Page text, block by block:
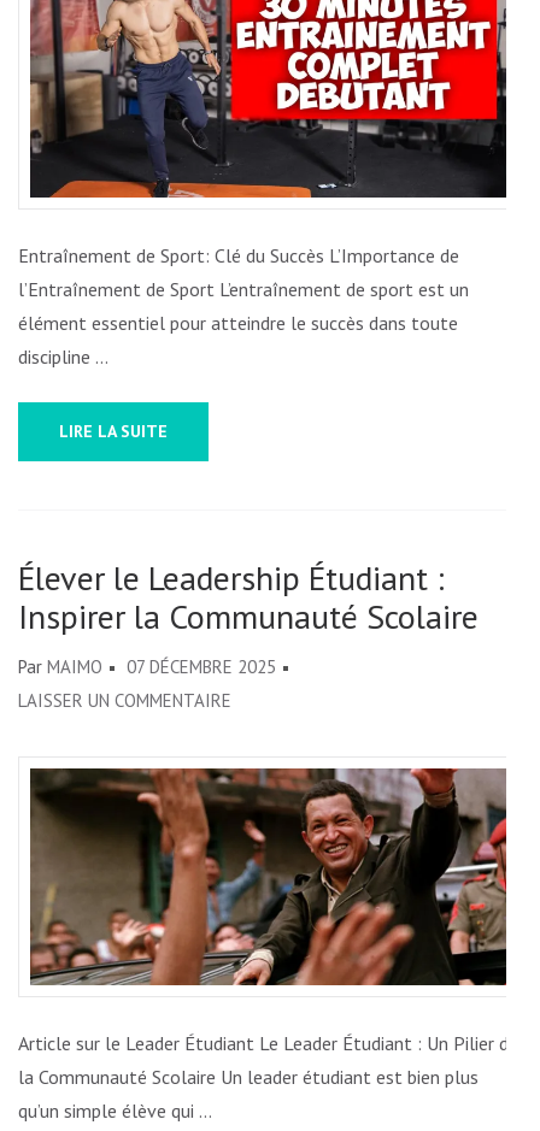
À
UN
DE
Entraînement de Sport: Clé du Succès L’Importance de
l’Entraînement de Sport L’entraînement de sport est un
élément essentiel pour atteindre le succès dans toute
discipline …
LIRE LA SUITE
Élever le Leadership Étudiant :
Inspirer la Communauté Scolaire
Par MAIMO
07 DÉCEMBRE 2025
LAISSER UN COMMENTAIRE
LE
LEADERSHIP
ÉTUDIANT
INSPIRER
LA
COMMUNAUTÉ
SCOLAIRE
Article sur le Leader Étudiant Le Leader Étudiant : Un Pilier de
la Communauté Scolaire Un leader étudiant est bien plus
qu’un simple élève qui …